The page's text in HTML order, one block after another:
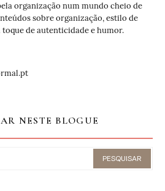
organização num mundo cheio de
sobre organização, estilo de
de autenticidade e humor.
NESTE BLOGUE